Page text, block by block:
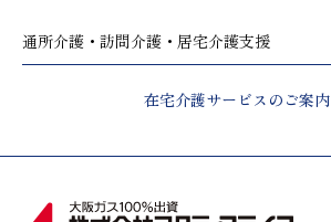
通所介護・訪問介護・居宅介護支援
在宅介護サービスのご案内